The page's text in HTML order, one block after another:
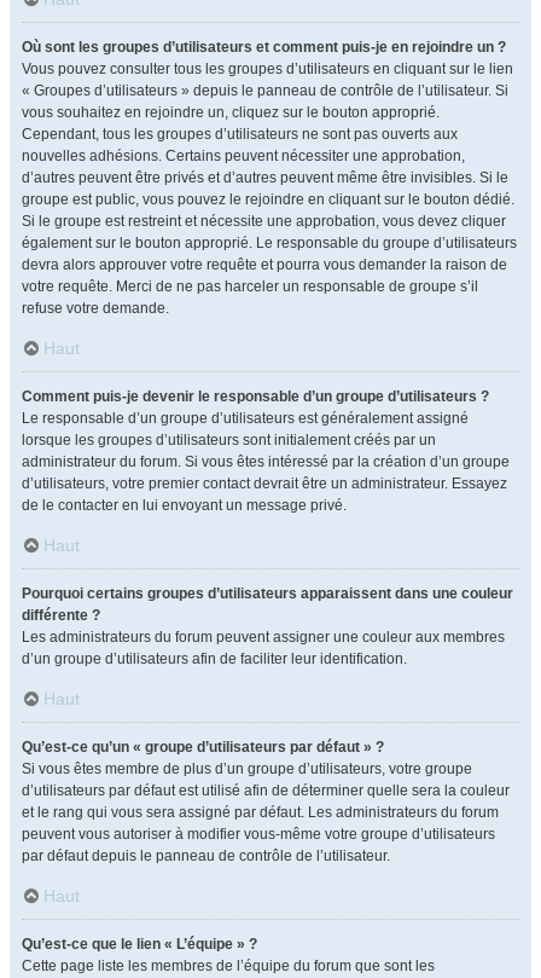
Où sont les groupes d’utilisateurs et comment puis-je en rejoindre un ?
Vous pouvez consulter tous les groupes d’utilisateurs en cliquant sur le lien
« Groupes d’utilisateurs » depuis le panneau de contrôle de l’utilisateur. Si
vous souhaitez en rejoindre un, cliquez sur le bouton approprié.
Cependant, tous les groupes d’utilisateurs ne sont pas ouverts aux
nouvelles adhésions. Certains peuvent nécessiter une approbation,
d’autres peuvent être privés et d’autres peuvent même être invisibles. Si le
groupe est public, vous pouvez le rejoindre en cliquant sur le bouton dédié.
Si le groupe est restreint et nécessite une approbation, vous devez cliquer
également sur le bouton approprié. Le responsable du groupe d’utilisateurs
devra alors approuver votre requête et pourra vous demander la raison de
votre requête. Merci de ne pas harceler un responsable de groupe s’il
refuse votre demande.
Haut
Comment puis-je devenir le responsable d’un groupe d’utilisateurs ?
Le responsable d’un groupe d’utilisateurs est généralement assigné
lorsque les groupes d’utilisateurs sont initialement créés par un
administrateur du forum. Si vous êtes intéressé par la création d’un groupe
d’utilisateurs, votre premier contact devrait être un administrateur. Essayez
de le contacter en lui envoyant un message privé.
Haut
Pourquoi certains groupes d’utilisateurs apparaissent dans une couleur
différente ?
Les administrateurs du forum peuvent assigner une couleur aux membres
d’un groupe d’utilisateurs afin de faciliter leur identification.
Haut
Qu’est-ce qu’un « groupe d’utilisateurs par défaut » ?
Si vous êtes membre de plus d’un groupe d’utilisateurs, votre groupe
d’utilisateurs par défaut est utilisé afin de déterminer quelle sera la couleur
et le rang qui vous sera assigné par défaut. Les administrateurs du forum
peuvent vous autoriser à modifier vous-même votre groupe d’utilisateurs
par défaut depuis le panneau de contrôle de l’utilisateur.
Haut
Qu’est-ce que le lien « L’équipe » ?
Cette page liste les membres de l’équipe du forum que sont les